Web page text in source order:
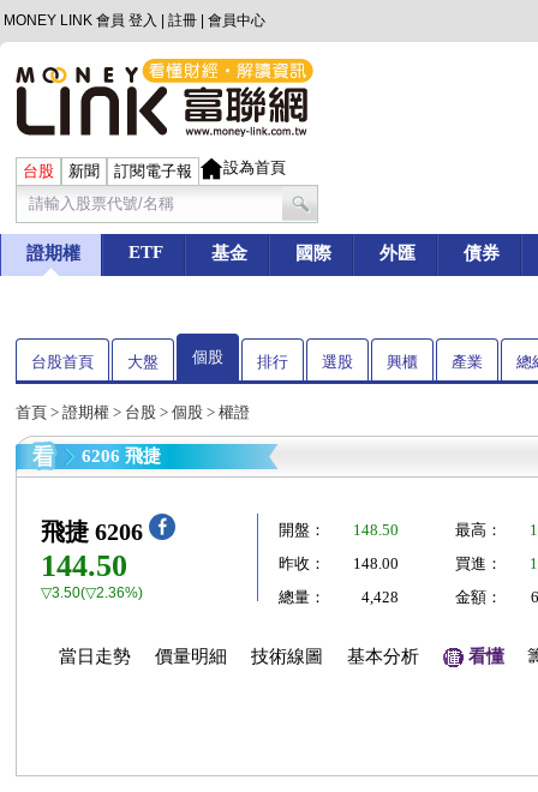
MONEY LINK 會員 登入 註冊 會員中心
台股 新聞 訂閱電子報 設為首頁
證期權 ETF 基金 國際 外匯 債券
台股首頁 大盤 個股 排行 選股 興櫃 產業 總
首頁 > 證期權 > 台股 > 個股 > 權證
6206 飛捷
飛捷 6206
144.50
▽3.50(▽2.36%)
開盤： 148.50 最高：
昨收：
148.00 買進：
總量：
4,428 金額：
當日走勢 價量明細 技術線圖 基本分析 看懂